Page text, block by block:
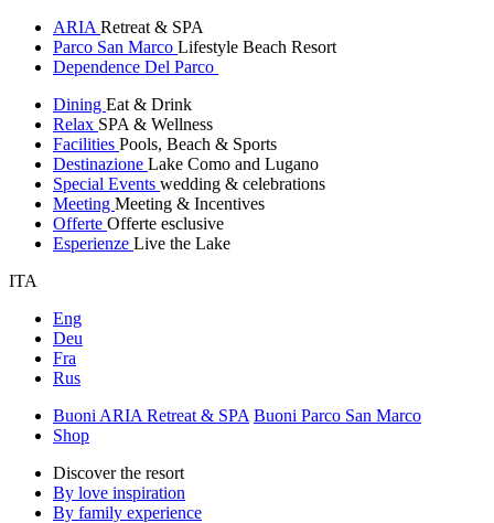
ARIA Retreat & SPA
Parco San Marco Lifestyle Beach Resort
Dependence Del Parco
Dining Eat & Drink
Relax SPA & Wellness
Facilities Pools, Beach & Sports
Destinazione Lake Como and Lugano
Special Events wedding & celebrations
Meeting Meeting & Incentives
Offerte Offerte esclusive
Esperienze Live the Lake
ITA
Eng
Deu
Fra
Rus
Buoni ARIA Retreat & SPA Buoni Parco San Marco
Shop
Discover the resort
By love inspiration
By family experience